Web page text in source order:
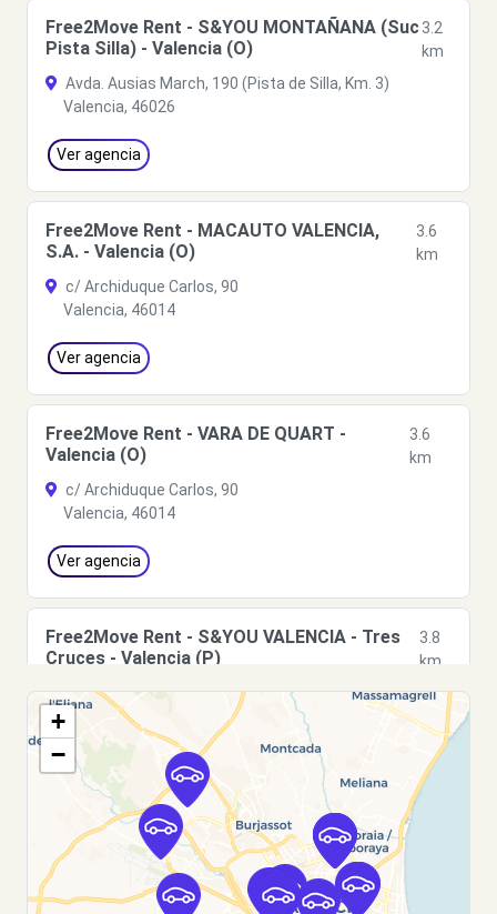
Free2Move Rent - S&YOU MONTAÑANA (Suc
Pista Silla) - Valencia (O)
3.2
km
Avda. Ausias March, 190 (Pista de Silla, Km. 3)
Valencia, 46026
Ver agencia
Free2Move Rent - MACAUTO VALENCIA,
S.A. - Valencia (O)
3.6
km
c/ Archiduque Carlos, 90
Valencia, 46014
Ver agencia
Free2Move Rent - VARA DE QUART -
Valencia (O)
3.6
km
c/ Archiduque Carlos, 90
Valencia, 46014
Ver agencia
Free2Move Rent - S&YOU VALENCIA - Tres
Cruces - Valencia (P)
3.8
km
Avda. Tres Cruces, 38
Valencia, 46014
Ver agencia
Free2Move Rent - S&YOU VALENCIA - Tres
Cruces - Valencia (C)
Avda. Tres Cruces, 38
+
−